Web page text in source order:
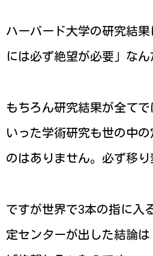
ハーバード大学の研究結
には必ず絶望が必要」なん
もちろん研究結果が全て
いった学術研究も世の中
のはありません。必ず移り
ですが世界で3本の指に入
定センターが出した結論